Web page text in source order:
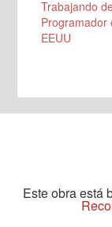
Trabajando
Programador
EEUU
Este obra está